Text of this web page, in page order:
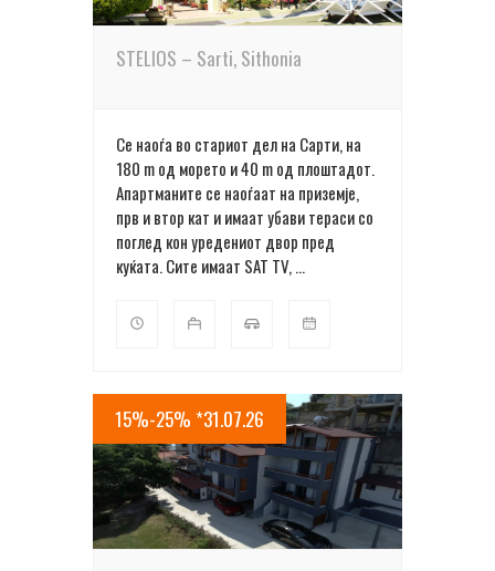
STELIOS – Sarti, Sithonia
Се наоѓа во стариот дел на Сарти, на
180 m oд морето и 40 m од плоштадот.
Апартманите се наоѓаат на приземје,
прв и втор кат и имаат убави тераси со
поглед кон уредениот двор пред
куќата. Сите имаат SAT TV, ...
15%-25% *31.07.26
ПОВЕЌЕ ДЕТАЛИ